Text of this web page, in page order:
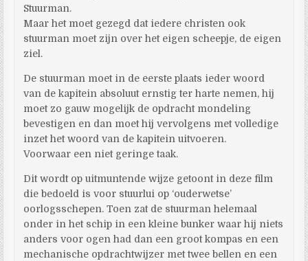
Stuurman.
Maar het moet gezegd dat iedere christen ook
stuurman moet zijn over het eigen scheepje, de eigen
ziel.
De stuurman moet in de eerste plaats ieder woord
van de kapitein absoluut ernstig ter harte nemen, hij
moet zo gauw mogelijk de opdracht mondeling
bevestigen en dan moet hij vervolgens met volledige
inzet het woord van de kapitein uitvoeren.
Voorwaar een niet geringe taak.
Dit wordt op uitmuntende wijze getoont in deze film
die bedoeld is voor stuurlui op ‘ouderwetse’
oorlogsschepen. Toen zat de stuurman helemaal
onder in het schip in een kleine bunker waar hij niets
anders voor ogen had dan een groot kompas en een
mechanische opdrachtwijzer met twee bellen en een